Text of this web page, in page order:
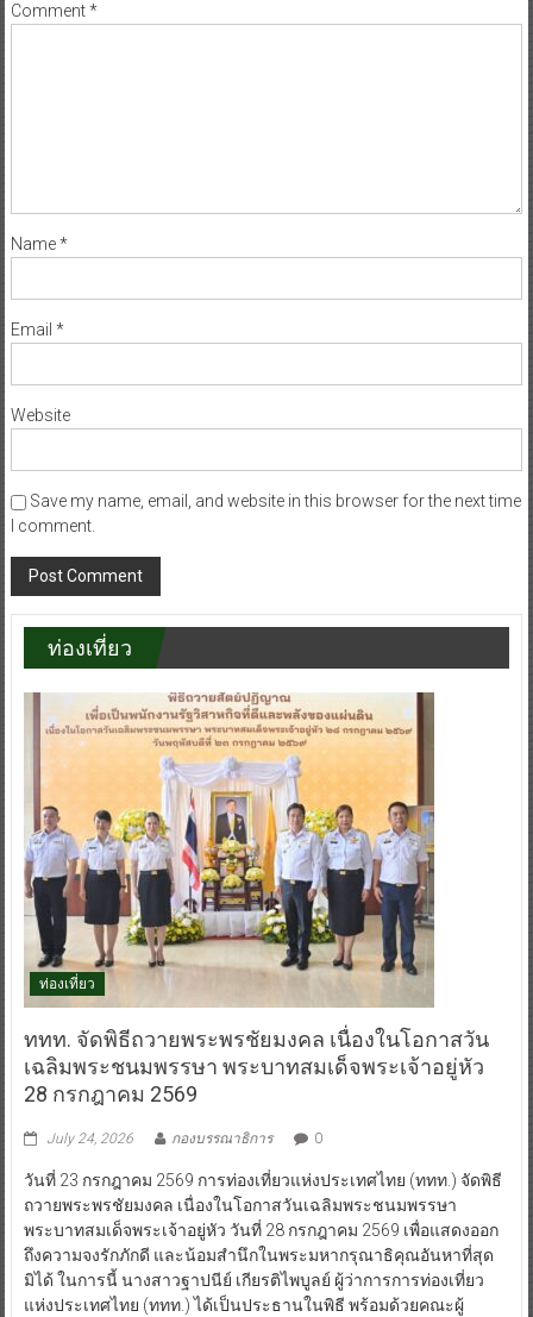
Comment*
Name*
Email *
Website
Save my name, email, and website in this browser for the next time
I comment.
ท่องเที่ยว
ท่องเที่ยว
ททท. จัดพิธีถวายพระพรชัยมงคล เนื่องในโอกาสวัน
เฉลิมพระชนมพรรษา พระบาทสมเด็จพระเจ้าอยู่หัว
28 กรกฎาคม 2569
July 24, 2026 กองบรรณาธิการ 0
วันที่ 23 กรกฎาคม 2569 การท่องเที่ยวแห่งประเทศไทย (ททท.) จัดพิธี
ถวายพระพรชัยมงคล เนื่องในโอกาสวันเฉลิมพระชนมพรรษา
พระบาทสมเด็จพระเจ้าอยู่หัว วันที่ 28 กรกฎาคม 2569 เพื่อแสดงออก
ถึงความจงรักภักดี และน้อมสำนึกในพระมหากรุณาธิคุณอันหาที่สุด
มิได้ ในการนี้ นางสาวฐาปนีย์ เกียรติไพบูลย์ ผู้ว่าการการท่องเที่ยว
แห่งประเทศไทย (ททท.) ได้เป็นประธานในพิธี พร้อมด้วยคณะผู้